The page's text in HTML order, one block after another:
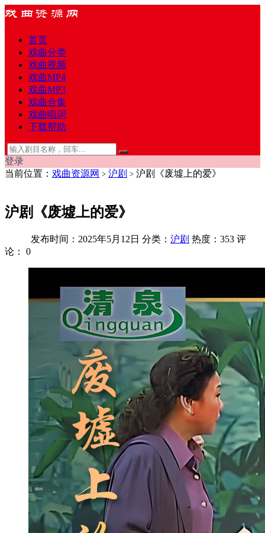
首页
戏曲分类
戏曲视频
戏曲MP4
戏曲MP3
戏曲合集
戏曲唱词
下载帮助
登录
当前位置： 戏曲资源网 > 沪剧 > 沪剧《废墟上的爱》
沪剧《废墟上的爱》
发布时间：2025年5月12日 分类： 沪剧 热度：353 评
论：
0